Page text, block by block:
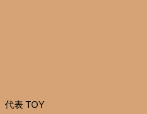
代表 TOY